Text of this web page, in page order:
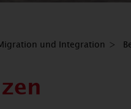
und Integration